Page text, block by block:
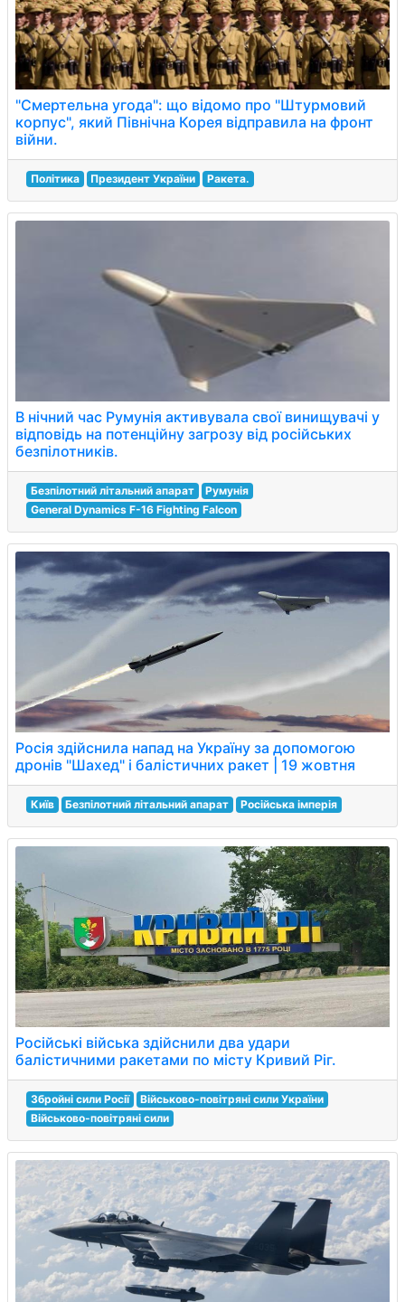
"Смертельна угода": що відомо про "Штурмовий
корпус", який Північна Корея відправила на фронт
війни.
Політика Президент України Ракета.
В нічний час Румунія активувала свої винищувачі у
відповідь на потенційну загрозу від російських
безпілотників.
Безпілотний літальний апарат
Румунія
General Dynamics F-16 Fighting Falcon
Росія здійснила напад на Україну за допомогою
дронів "Шахед" і балістичних ракет | 19 жовтня
Київ Безпілотний літальний апарат Російська імперія
Російські війська здійснили два удари
балістичними ракетами по місту Кривий Ріг.
Збройні сили Росії
Військово-повітряні сили України
Військово-повітряні сили